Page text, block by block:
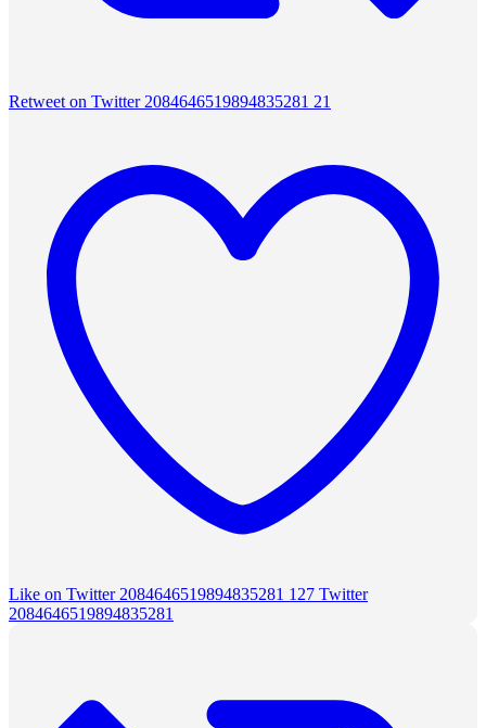
Retweet on Twitter 2084646519894835281 21
Like on Twitter 2084646519894835281 127 Twitter
2084646519894835281